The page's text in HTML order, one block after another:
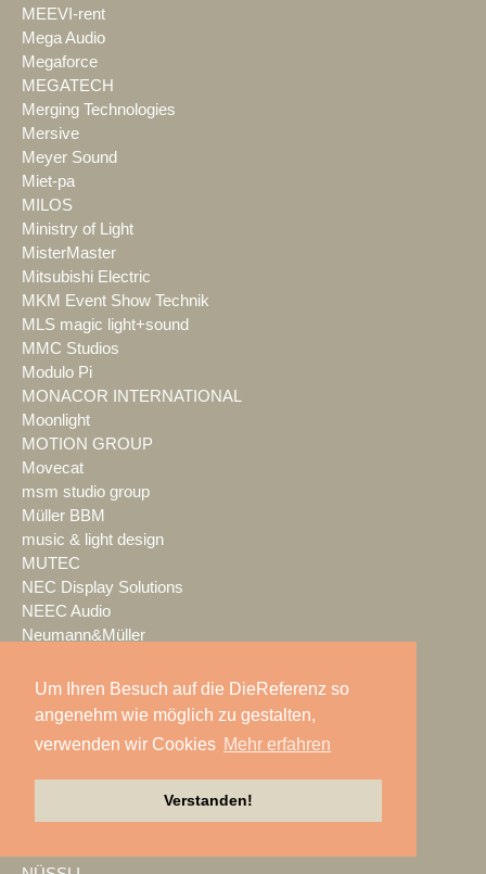
Um Ihren Besuch auf die DieReferenz so
angenehm wie möglich zu gestalten,
verwenden wir Cookies Mehr erfahren
Verstanden!
MEEVI-rent
Mega Audio
Megaforce
MEGATECH
Merging Technologies
Mersive
Meyer Sound
Miet-pa
MILOS
Ministry of Light
MisterMaster
Mitsubishi Electric
MKM Event Show Technik
MLS magic light+sound
MMC Studios
Modulo Pi
MONACOR INTERNATIONAL
Moonlight
MOTION GROUP
Movecat
msm studio group
Müller BBM
music & light design
MUTEC
NEC Display Solutions
NEEC Audio
Neumann&Müller
Nexo
NIYU.productions
nobeo
Nocturne Drones GmbH
NPB Veranstaltungstechnik